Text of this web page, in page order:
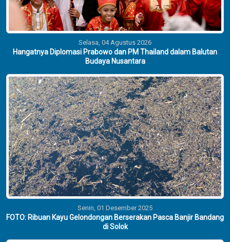
Selasa, 04 Agustus 2026
Hangatnya Diplomasi Prabowo dan PM Thailand dalam Balutan
Budaya Nusantara
Senin, 01 Desember 2025
FOTO: Ribuan Kayu Gelondongan Berserakan Pasca Banjir Bandang
di Solok